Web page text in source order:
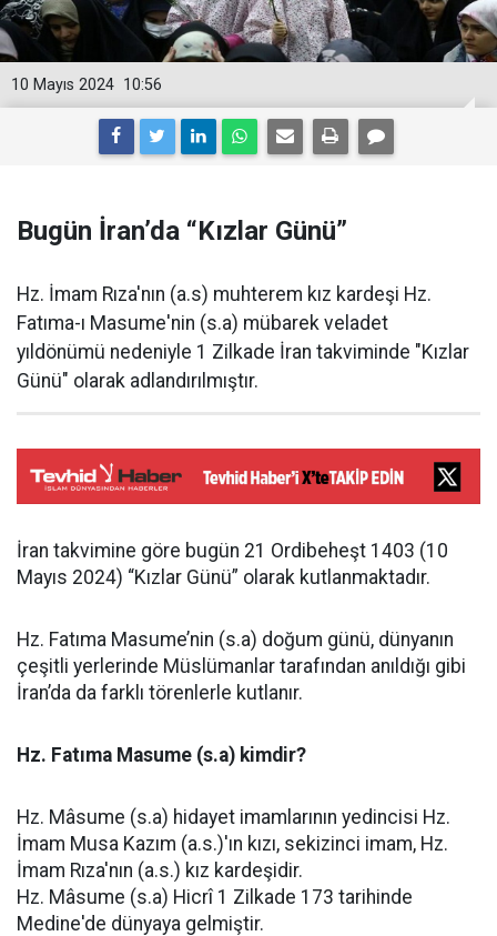
10:56
10 Mayıs 2024
Bugün İran’da “Kızlar Günü”
Hz. İmam Rıza'nın (a.s) muhterem kız kardeşi Hz.
Fatıma-ı Masume'nin (s.a) mübarek veladet
yıldönümü nedeniyle 1 Zilkade İran takviminde "Kızlar
Günü" olarak adlandırılmıştır.
İran takvimine göre bugün 21 Ordibeheşt 1403 (10
Mayıs 2024) “Kızlar Günü” olarak kutlanmaktadır.
Hz. Fatıma Masume’nin (s.a) doğum günü, dünyanın
çeşitli yerlerinde Müslümanlar tarafından anıldığı gibi
İran’da da farklı törenlerle kutlanır.
Hz. Fatıma Masume (s.a) kimdir?
Hz. Mâsume (s.a) hidayet imamlarının yedincisi Hz.
İmam Musa Kazım (a.s.)'ın kızı, sekizinci imam, Hz.
İmam Rıza'nın (a.s.) kız kardeşidir.
Hz. Mâsume (s.a) Hicrî 1 Zilkade 173 tarihinde
Medine'de dünyaya gelmiştir.